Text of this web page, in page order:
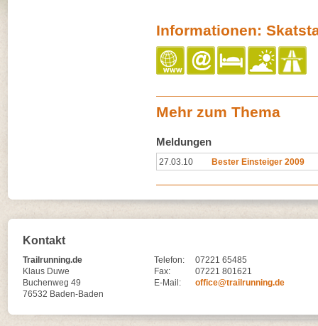
Informationen:
Mehr zum Thema
Meldungen
27.03.10 Bester Einsteiger 2009
Kontakt
Trailrunning.de
Klaus Duwe
Buchenweg 49
76532 Baden-Baden
Telefon:
07221 65485
Fax:
07221 801621
E-Mail:
office@trailrunning.de